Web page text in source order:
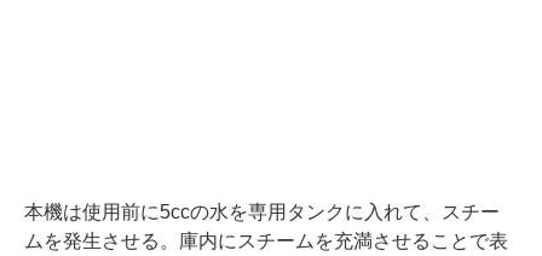
本機は使用前に5ccの水を専用タンクに入れて、スチー
ムを発生させる。庫内にスチームを充満させることで表